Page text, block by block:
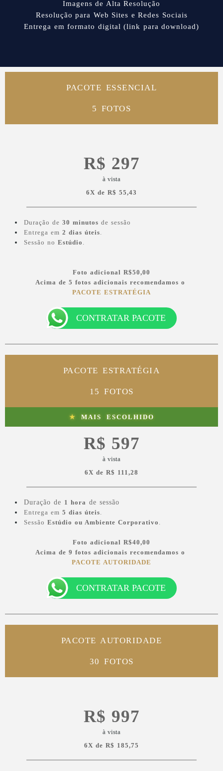
Imagens de Alta Resolução
Resolução para Web Sites e Redes Sociais
Entrega em formato digital (link para download)
PACOTE ESSENCIAL
5 FOTOS
R$ 297
à vista
6X de R$ 55,43
Duração de30 minutos de sessão
Entrega em2 dias úteis.
Sessão noEstúdio .
Foto adicional R$50,00
Acima de 5 fotos adicionais recomendamos o
PACOTE ESTRATÉGIA
CONTRATAR PACOTE
PACOTE ESTRATÉGIA
15 FOTOS
★ MAIS ESCOLHIDO
R$ 597
à vista
6X de R$ 111,28
Duração de 1 hora de sessão
Entrega em5 dias úteis.
SessãoEstúdio ou Ambiente Corporativo .
Foto adicional R$40,00
Acima de 9 fotos adicionais recomendamos o
PACOTE AUTORIDADE
CONTRATAR PACOTE
PACOTE AUTORIDADE
30 FOTOS
R$ 997
à vista
6X de R$ 185,75